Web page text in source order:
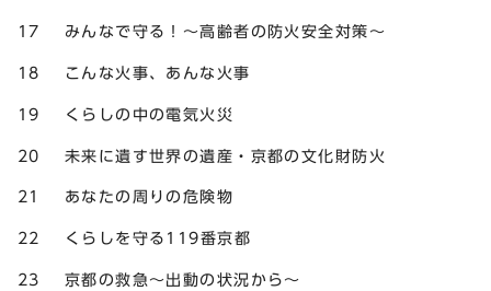
17 みんなで守る！～高齢者の防火安全対策～
18 こんな火事、あんな火事
19 くらしの中の電気火災
20 未来に遺す世界の遺産・京都の文化財防火
21 あなたの周りの危険物
22 くらしを守る119番京都
23 京都の救急～出動の状況から～